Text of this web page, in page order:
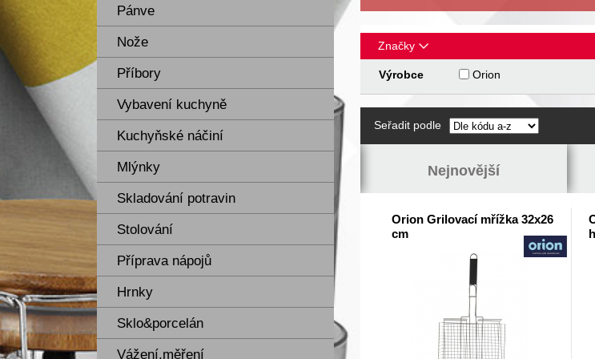
Pánve
Nože
Příbory
Vybavení kuchyně
Kuchyňské náčiní
Mlýnky
Skladování potravin
Stolování
Příprava nápojů
Hrnky
Sklo&porcelán
Vážení,měření
Značky
Výrobce Orion
Seřadit podle
Nejnovější
Orion Grilovací mřížka 32x26
cm